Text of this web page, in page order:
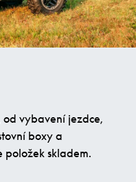
vybavení jezdce,
boxy a
položek skladem.